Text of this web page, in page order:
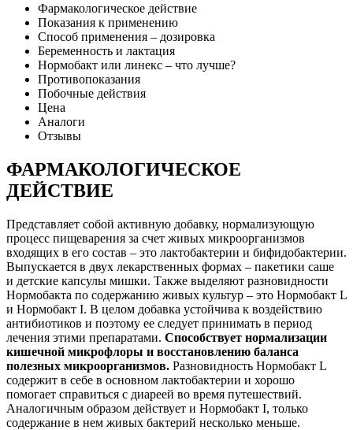
Фармакологическое действие
Показания к применению
Способ применения – дозировка
Беременность и лактация
Нормобакт или линекс – что лучше?
Противопоказания
Побочные действия
Цена
Аналоги
Отзывы
ФАРМАКОЛОГИЧЕСКОЕ
ДЕЙСТВИЕ
Представляет собой активную добавку, нормализующую
процесс пищеварения за счет живых микроорганизмов
входящих в его состав – это лактобактерии и бифидобактерии.
Выпускается в двух лекарственных формах – пакетики саше
и детские капсулы мишки. Также выделяют разновидности
Нормобакта по содержанию живых культур – это Нормобакт L
и Нормобакт I. В целом добавка устойчива к воздействию
антибиотиков и поэтому ее следует принимать в период
лечения этими препаратами. Способствует нормализации
кишечной микрофлоры и восстановлению баланса
полезных микроорганизмов. Разновидность Нормобакт L
содержит в себе в основном лактобактерии и хорошо
помогает справиться с диареей во время путешествий.
Аналогичным образом действует и Нормобакт I, только
содержание в нем живых бактерий несколько меньше.